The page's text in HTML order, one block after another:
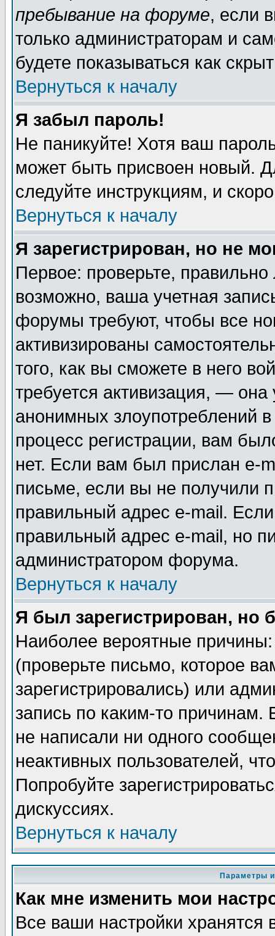
пребывание на форуме, если
только администраторам и
будете показываться как
Вернуться к началу
Я забыл пароль!
Не паникуйте! Хотя ваш
может быть присвоен новый.
следуйте инструкциям, и
Вернуться к началу
Я зарегистрирован, но не
Первое: проверьте,
возможно, ваша учетная
форумы требуют, чтобы все
активизированы
того, как вы сможете в него
требуется активизация, —
анонимных злоупотреблений
процесс регистрации, вам
нет. Если вам был прислан e-
письме, если вы не получили
правильный адрес e-mail.
правильный адрес e-mail, но
администратором форума.
Вернуться к началу
Я был зарегистрирован, но
Наиболее вероятные
(проверьте письмо, которое
зарегистрировались) или
запись по каким-то
не написали ни одного
неактивных пользователей,
Попробуйте
дискуссиях.
Вернуться к началу
Параметры
Как мне изменить мои
Все ваши настройки